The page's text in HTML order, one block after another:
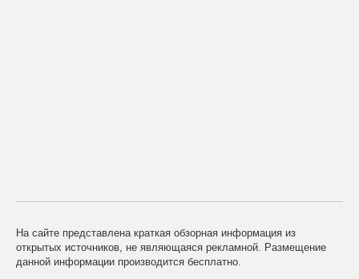
На сайте представлена краткая обзорная информация из
открытых источников, не являющаяся рекламной. Размещение
данной информации производится бесплатно.